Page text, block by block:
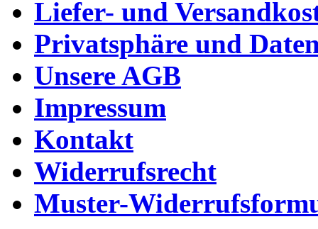
Liefer- und
Privatsphäre und
Unsere AGB
Impressum
Kontakt
Widerrufsrecht
Muster-